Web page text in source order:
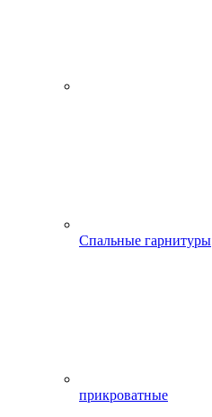
Спальные гарнитуры
прикроватные